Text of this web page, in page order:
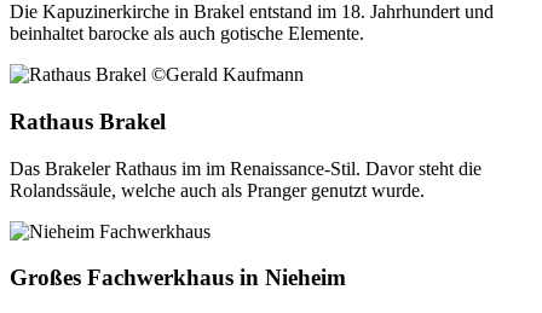
Die Kapuzinerkirche in Brakel entstand im 18. Jahrhundert und
beinhaltet barocke als auch gotische Elemente.
Rathaus Brakel
Das Brakeler Rathaus im im Renaissance-Stil. Davor steht die
Rolandssäule, welche auch als Pranger genutzt wurde.
Großes Fachwerkhaus in Nieheim